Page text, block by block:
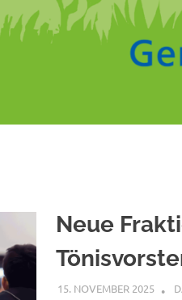
Neue
15. NOVEMBER 2025